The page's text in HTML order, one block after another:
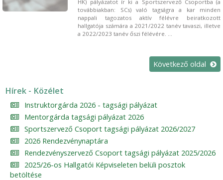
HK) pályázatot ír ki a Sportszervező Csoportba (a
továbbiakban: SCs) való tagságra a kar minden
nappali tagozatos aktív félévre beiratkozott
hallgatója számára a 2021/2022 tanév tavaszi, illetve
a 2022/2023 tanév őszi félévére. ...
Következő oldal
Hírek - Közélet
Instruktorgárda 2026 - tagsági pályázat
Mentorgárda tagsági pályázat 2026
Sportszervező Csoport tagsági pályázat 2026/2027
2026 Rendezvénynaptára
Rendezvényszervező Csoport tagsági pályázat 2025/2026
2025/26-os Hallgatói Képviseleten belüli posztok
betöltése